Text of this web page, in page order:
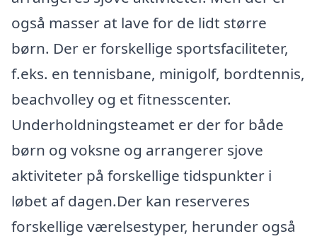
også masser at lave for de lidt større
børn. Der er forskellige sportsfaciliteter,
f.eks. en tennisbane, minigolf, bordtennis,
beachvolley og et fitnesscenter.
Underholdningsteamet er der for både
børn og voksne og arrangerer sjove
aktiviteter på forskellige tidspunkter i
løbet af dagen.Der kan reserveres
forskellige værelsestyper, herunder også